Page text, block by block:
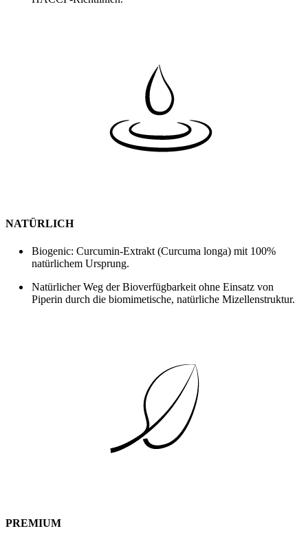
NATÜRLICH
Biogenic: Curcumin-Extrakt (Curcuma longa) mit 100%
natürlichem Ursprung.
Natürlicher Weg der Bioverfügbarkeit ohne Einsatz von
Piperin durch die biomimetische, natürliche Mizellenstruktur.
PREMIUM